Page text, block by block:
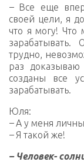
– Все еще
своей цели, я
что я могу! Что
зарабатывать.
трудно,
раз
созданы все
зарабатывать.
Юля:
–А у меня
– Я такой же!
– Человек-